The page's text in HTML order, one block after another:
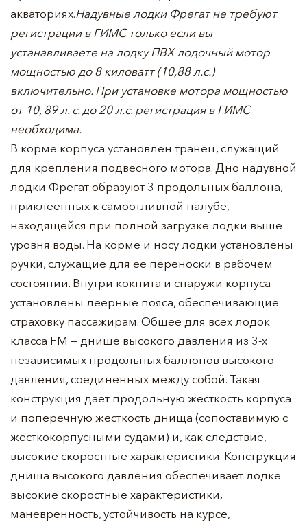
акваториях.Надувные лодки Фрегат не требуют
регистрации в ГИМС только если вы
устанавливаете на лодку ПВХ лодочный мотор
мощностью до 8 киловатт (10,88 л.с.)
включительно. При установке мотора мощностью
от 10, 89 л. с. до 20 л.с. регистрация в ГИМС
необходима.
В корме корпуса установлен транец, служащий
для крепления подвесного мотора. Дно надувной
лодки Фрегат образуют 3 продольных баллона,
приклеенных к самоотливной палубе,
находящейся при полной загрузке лодки выше
уровня воды. На корме и носу лодки установлены
ручки, служащие для ее переноски в рабочем
состоянии. Внутри кокпита и снаружи корпуса
установлены леерные пояса, обеспечивающие
страховку пассажирам. Общее для всех лодок
класса FM — днище высокого давления из 3-х
независимых продольных баллонов высокого
давления, соединенных между собой. Такая
конструкция дает продольную жесткость корпуса
и поперечную жесткость днища (сопоставимую с
жесткокорпусными судами) и, как следствие,
высокие скоростные характеристики. Конструкция
днища высокого давления обеспечивает лодке
высокие скоростные характеристики,
маневренность, устойчивость на курсе,